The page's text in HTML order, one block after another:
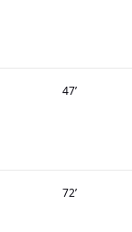
47’
72’